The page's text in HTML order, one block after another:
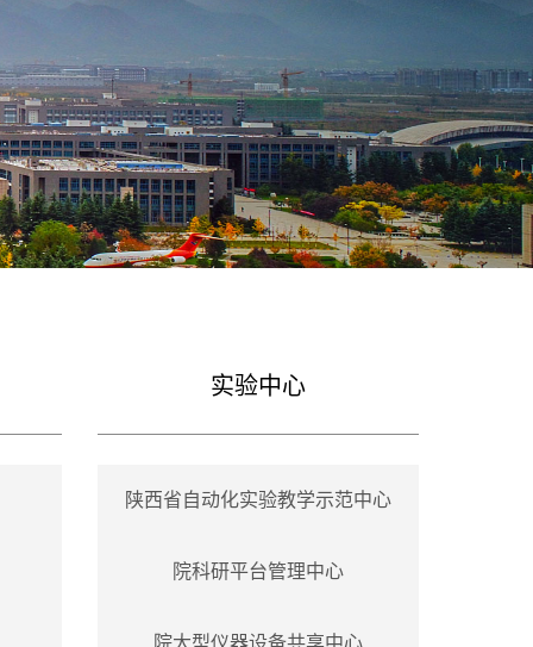
实验中心
陕西省自动化实验教学示范中心
院科研平台管理中心
院大型仪器设备共享中心